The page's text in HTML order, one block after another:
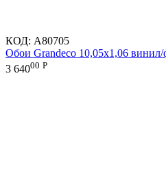
КОД: A80705
Обои Grandeco 10,05х1,06
3 64000 Р